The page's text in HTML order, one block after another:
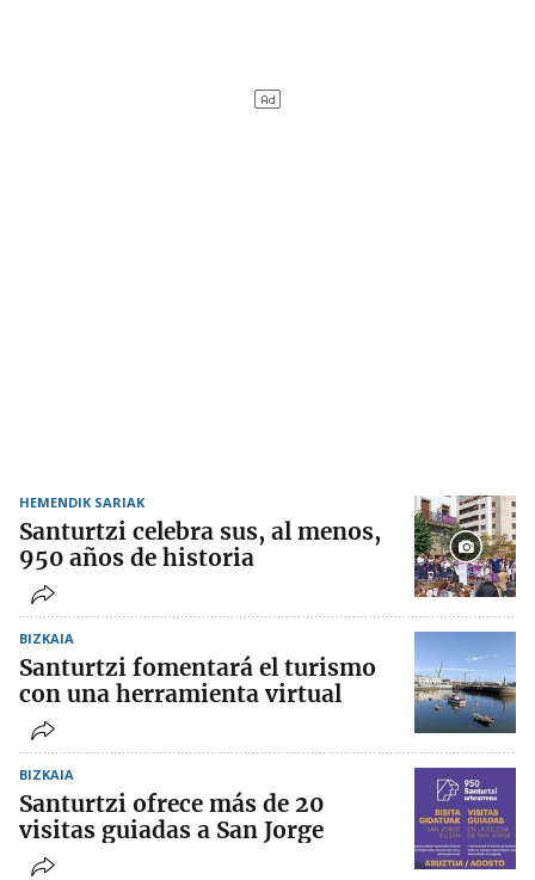
HEMENDIK SARIAK
Santurtzi celebra sus, al menos,
950 años de historia
BIZKAIA
Santurtzi fomentará el turismo
con una herramienta virtual
BIZKAIA
Santurtzi ofrece más de 20
visitas guiadas a San Jorge